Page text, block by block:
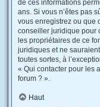
de ces informations
ans. Si vous n’êtes pas
vous enregistrez ou que
conseiller juridique pour
les propriétaires de ce
juridiques et ne
toutes sortes, à
« Qui contacter pour les
forum ? ».
Haut